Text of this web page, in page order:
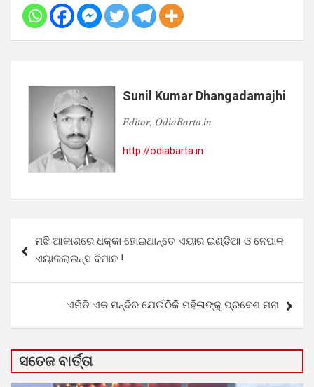
Sunil Kumar Dhangadamajhi
𝐸𝑑𝑖𝑡𝑜𝑟, 𝑂𝑑𝑖𝑎𝐵𝑎𝑟𝑡𝑎.𝑖𝑛
http://odiabarta.in
navigation
ମଝି ଆକାଶରେ ଧକ୍କା ହୋଇଥାନ୍ତେ ଏୟାର ଇଣ୍ଡିଆ ଓ ନେପାଳ
ଏୟାରଲାଇନ୍ସ ବିମାନ !
ଏମିତି ଏକ ମନ୍ଦିର ଯେଉଁଠିକି ମହିଳାଙ୍କୁ ପ୍ରବେଶ ମନା
ସତେଜ ବାର୍ତ୍ତା